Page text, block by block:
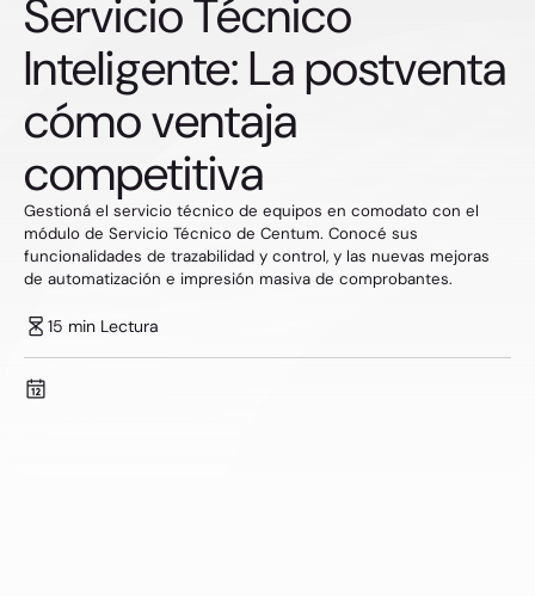
Servicio Técnico
Inteligente: La postventa
cómo ventaja
competitiva
Gestioná el servicio técnico de equipos en comodato con el
módulo de Servicio Técnico de Centum. Conocé sus
funcionalidades de trazabilidad y control, y las nuevas mejoras
de automatización e impresión masiva de comprobantes.
15 min Lectura